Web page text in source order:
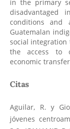
in the primary
disadvantaged
conditions and
Guatemalan
social
the access to
economic
Citas
Aguilar, R. y
jóvenes